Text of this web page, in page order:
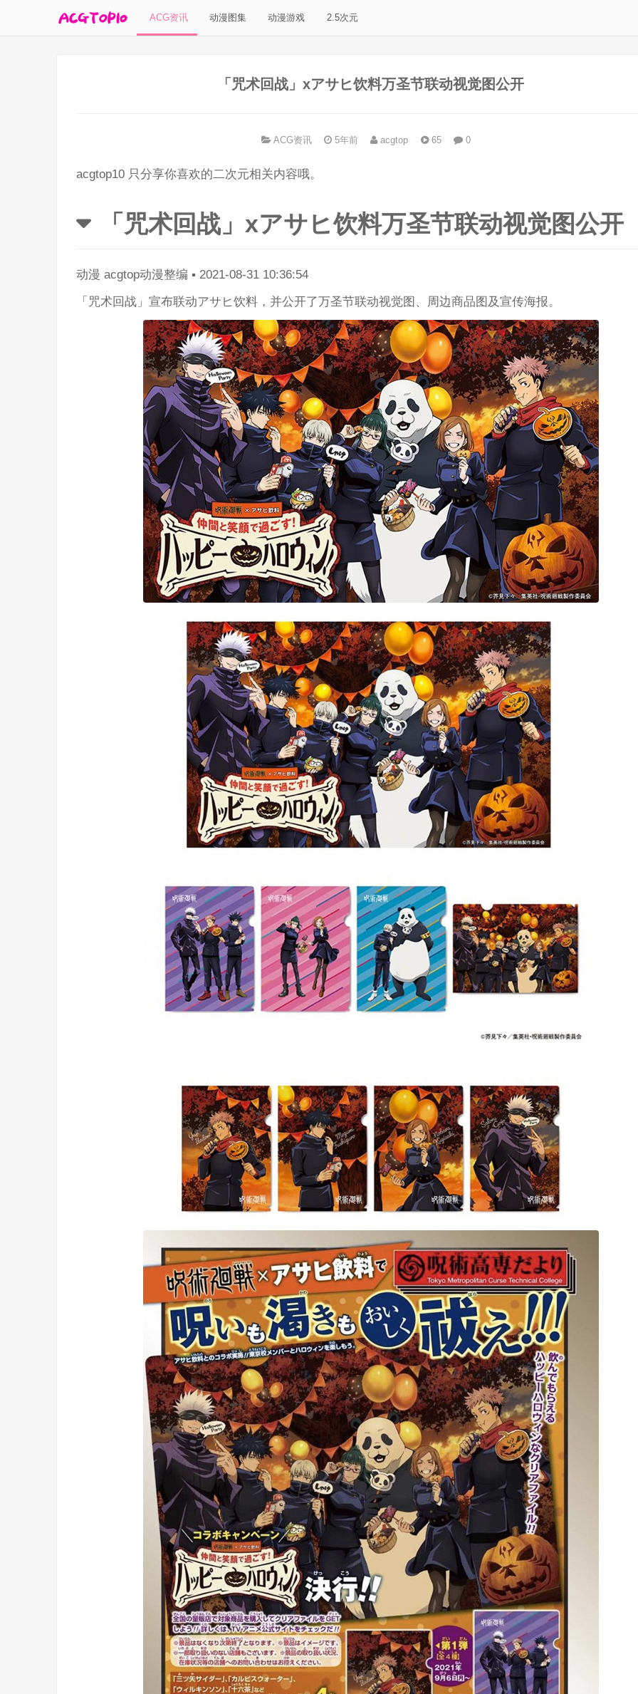
ACG资讯 动漫图集 动漫游戏 2.5次元
「咒术回战」xアサヒ饮料万圣节联动视觉图公开
ACG资讯 5年前 acgtop 65 0
acgtop10 只分享你喜欢的二次元相关内容哦。
「咒术回战」xアサヒ饮料万圣节联动视觉图公开
动漫 acgtop动漫整编 ▪ 2021-08-31 10:36:54
「咒术回战」宣布联动アサヒ饮料，并公开了万圣节联动视觉图、周边商品图及宣传海报。